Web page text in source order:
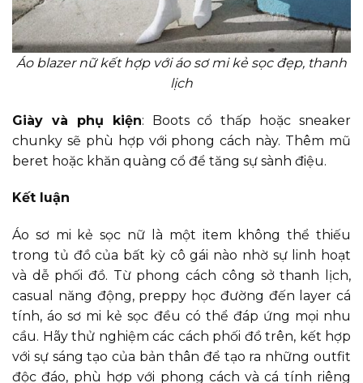
Áo blazer nữ kết hợp với áo sơ mi kẻ sọc đẹp, thanh
lịch
Giày và phụ kiện: Boots cổ thấp hoặc sneaker
chunky sẽ phù hợp với phong cách này. Thêm mũ
beret hoặc khăn quàng cổ để tăng sự sành điệu.
Kết luận
Áo sơ mi kẻ sọc nữ là một item không thể thiếu
trong tủ đồ của bất kỳ cô gái nào nhờ sự linh hoạt
và dễ phối đồ. Từ phong cách công sở thanh lịch,
casual năng động, preppy học đường đến layer cá
tính, áo sơ mi kẻ sọc đều có thể đáp ứng mọi nhu
cầu. Hãy thử nghiệm các cách phối đồ trên, kết hợp
với sự sáng tạo của bản thân để tạo ra những outfit
độc đáo, phù hợp với phong cách và cá tính riêng